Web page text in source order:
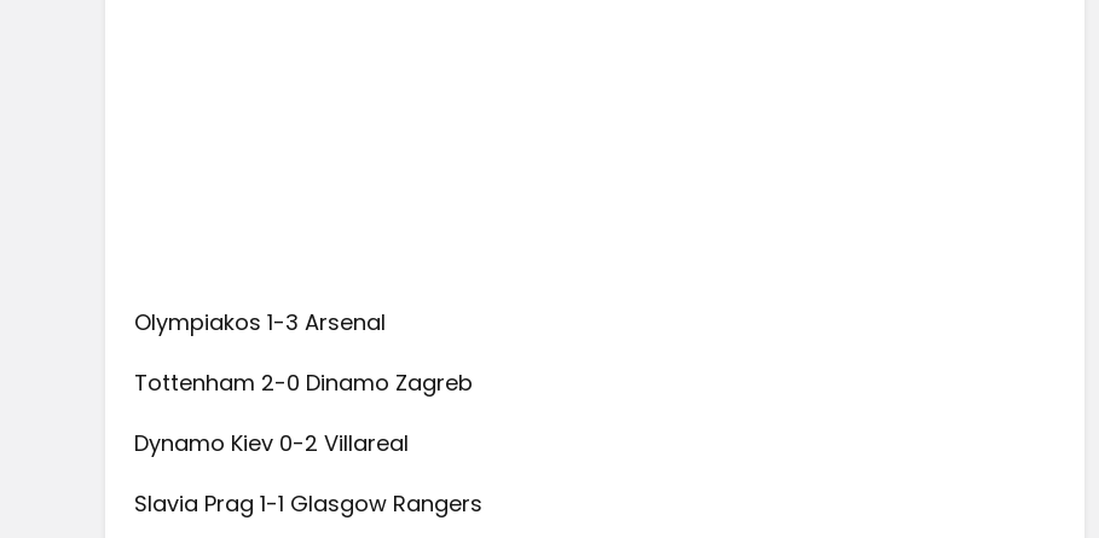
Olympiakos 1-3 Arsenal
Tottenham 2-0 Dinamo Zagreb
Dynamo Kiev 0-2 Villareal
Slavia Prag 1-1 Glasgow Rangers